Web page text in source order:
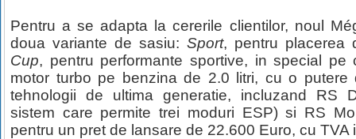
Pentru a se adapta la cererile clientilor, noul
doua variante de sasiu: Sport, pentru placerea
Cup, pentru performante sportive, in special
motor turbo pe benzina de 2.0 litri, cu o
tehnologii de ultima generatie, incluzand RS
sistem care permite trei moduri ESP) si RS
pentru un pret de lansare de 22.600 Euro, cu TVA